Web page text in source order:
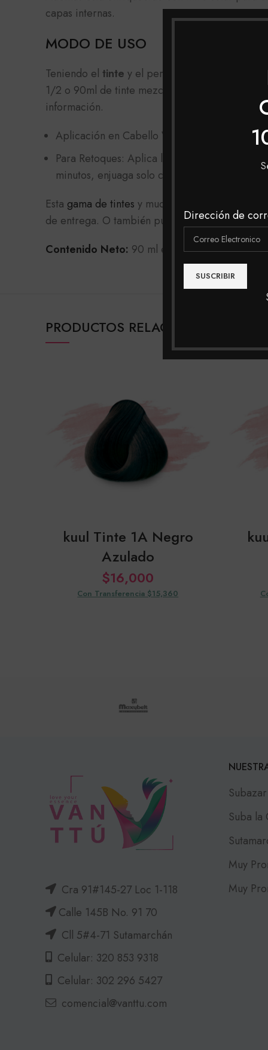
Dirección de
capas internas.
MODO DE USO
Teniendo el tinte y el peróxido apropiado
1/2 o 90ml de tinte mezclado con 135ml de
información.
Aplicación en Cabello Virgen: Aplica de
Para Retoques: Aplica la mezcla en la raíz
minutos, enjuaga solo con agua.
Esta gama de tintes y muchas mas las podrás
de entrega. O también puedes realizar tu
Contenido Neto: 90 ml e 3.04 fl oz.
PRODUCTOS RELACIONADOS
kuul Tinte 1A Negro
Azulado
$16,000
Con Transferencia $15,360
Cra 91#145-27 Loc 1-118
Calle 145B No. 91 70
Cll 5#4-71 Sutamarchán
Celular: 320 853 9318
Celular: 302 296 5427
comencial@vanttu.com
Subazar
Suba la
Muy
Muy